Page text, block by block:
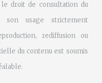
le droit de consultation du
son usage strictement
rediffusion ou
du contenu est soumis